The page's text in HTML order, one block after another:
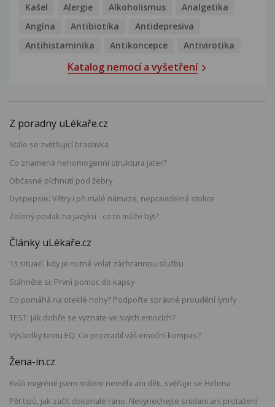
Kašel Alergie Alkoholismus
Analgetika
Angína
Antibiotika
Antidepresiva
Antihistaminika
Antikoncepce Antivirotika
Katalog nemocí a vyšetření
Z poradny uLékaře.cz
Stále se zvětšující bradavka
Co znamená nehomogenní struktura jater?
Občasné píchnutí pod žebry
Dyspepsie: Větry i při malé námaze, nepravidelná stolice
Zelený povlak na jazyku - co to může být?
Články uLékaře.cz
13 situací, kdy je nutné volat záchrannou službu
Stáhněte si: První pomoc do kapsy
Co pomáhá na oteklé nohy? Podpořte správné proudění lymfy
TEST: Jak dobře se vyznáte ve svých emocích?
Výsledky testu EQ: Co prozradil váš emoční kompas?
Žena-in.cz
Kvůli migréně jsem málem neměla ani děti, svěřuje se Helena
Pět tipů, jak začít dokonalé ráno. Nevynechejte snídani ani protažení